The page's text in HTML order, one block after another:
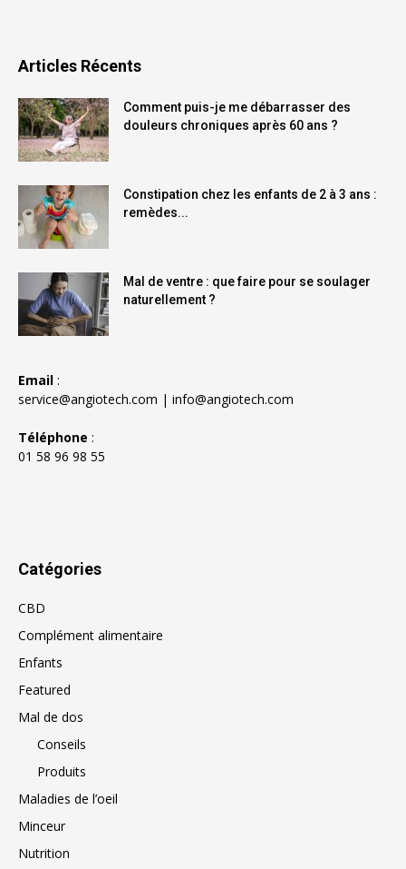
Articles Récents
Comment puis-je me débarrasser des
douleurs chroniques après 60 ans ?
Constipation chez les enfants de 2 à 3 ans :
remèdes...
Mal de ventre : que faire pour se soulager
naturellement ?
Email :
service@angiotech.com | info@angiotech.com
Téléphone :
01 58 96 98 55
Catégories
CBD
Complément alimentaire
Enfants
Featured
Mal de dos
Conseils
Produits
Maladies de l’oeil
Minceur
Nutrition